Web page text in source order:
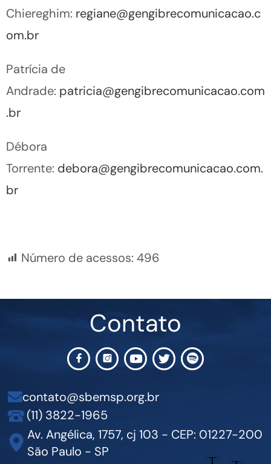
Chiereghim: regiane@gengibrecomunicacao.c
om.br
Patrícia de
Andrade: patricia@gengibrecomunicacao.com
.br
Débora
Torrente: debora@gengibrecomunicacao.com.
br
Número de acessos: 496
Contato
contato@sbemsp.org.br
(11) 3822-1965
Av. Angélica, 1757, cj 103 - CEP: 01227-200
São Paulo - SP